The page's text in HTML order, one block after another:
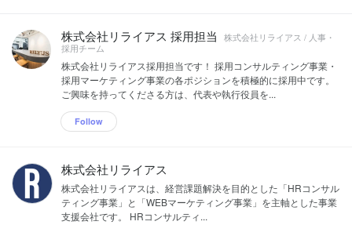
株式会社リライアス 採用担当
株式会社リライアス / 人事・
採用チーム
株式会社リライアス採用担当です！ 採用コンサルティング事業・
採用マーケティング事業の各ポジションを積極的に採用中です。
ご興味を持ってくださる方は、代表や執行役員を...
Follow
株式会社リライアス
株式会社リライアスは、経営課題解決を目的とした「HRコンサル
ティング事業」と「WEBマーケティング事業」を主軸とした事業
支援会社です。 HRコンサルティ...